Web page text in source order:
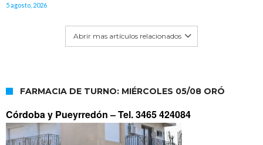
5 agosto, 2026
Abrir mas artículos relacionados
FARMACIA DE TURNO: MIÉRCOLES 05/08 ORÓ
Córdoba y Pueyrredón –Tel. 3465 424084